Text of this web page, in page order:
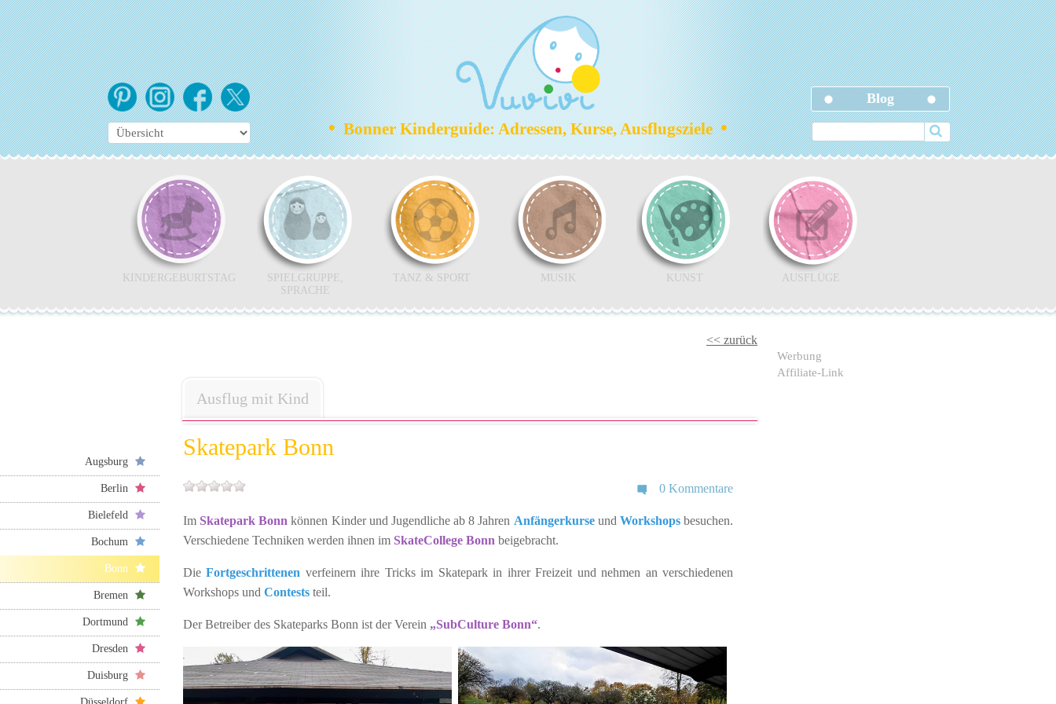
Blog
•Bonner Kinderguide: Adressen, Kurse, Ausflugsziele•
KINDERGEBURTSTAG
SPIELGRUPPE,
SPRACHE
TANZ & SPORT MUSIK KUNST AUSFLÜGE
Ausflug mit Kind
Augsburg
Berlin
Bielefeld
Bochum
Bonn
Bremen
Dortmund
Dresden
Duisburg
<< zurück
Skatepark Bonn
0 Kommentare
ImSkatepark Bonn können Kinder und Jugendliche ab 8 Jahren Anfängerkurse und Workshopsbesuchen.
Verschiedene Techniken werden ihnen im SkateCollege Bonn beigebracht.
DieFortgeschrittenen verfeinern ihre Tricks im Skatepark in ihrer Freizeit und nehmen an verschiedenen
Workshops und Contests teil.
Der Betreiber des Skateparks Bonn ist der Verein „SubCulture Bonn“.
Werbung
Affiliate-Link